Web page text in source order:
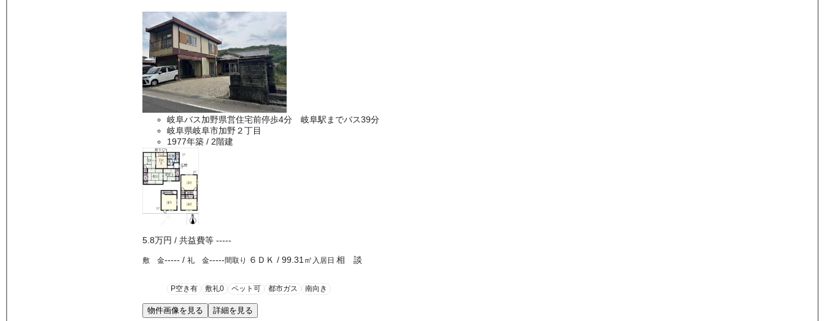
岐阜バス加野県営住宅前停歩4分 岐阜駅までバス39分
岐阜県岐阜市加野２丁目
1977年築 / 2階建
5.8万円 / 共益費等 -----
敷 金----- / 礼 金-----間取り ６ＤＫ / 99.31 ㎡ 入居日 相 談
P空き有 敷礼0 ペット可 都市ガス 南向き
物件画像を見る 詳細を見る